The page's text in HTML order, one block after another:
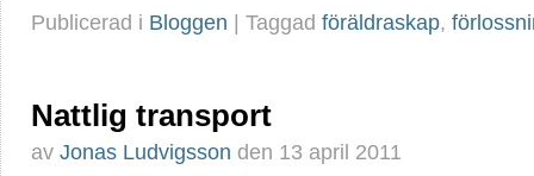
Publicerad i Bloggen | Taggad föräldraskap,
Nattlig transport
av Jonas Ludvigsson den 13 april 2011